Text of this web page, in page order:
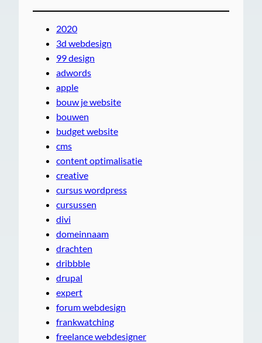
2020
3d webdesign
99 design
adwords
apple
bouw je website
bouwen
budget website
cms
content optimalisatie
creative
cursus wordpress
cursussen
divi
domeinnaam
drachten
dribbble
drupal
expert
forum webdesign
frankwatching
freelance webdesigner